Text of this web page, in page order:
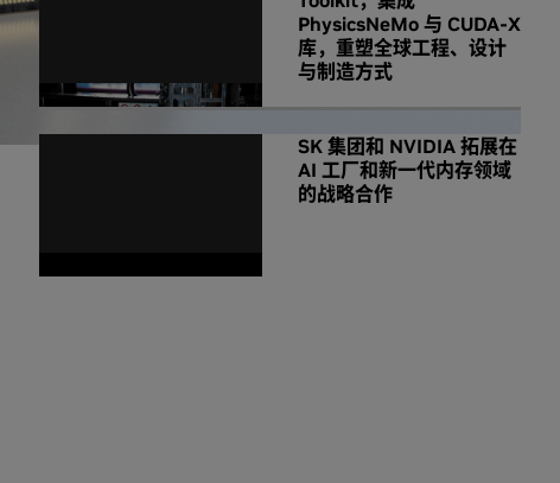
PhysicsNeMo 与 CUDA-X
库，重塑全球工程、设计
与制造方式
SK 集团和 NVIDIA 拓展在
AI 工厂和新一代内存领域
的战略合作